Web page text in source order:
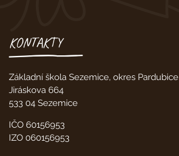
KONTAKTY
Základní škola Sezemice, okres Pardubice
Jiráskova 664
533 04 Sezemice
IČO 60156953
IZO 060156953